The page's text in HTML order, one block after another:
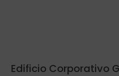
Edificio Corporativo